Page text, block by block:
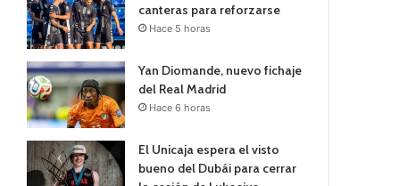
canteras para reforzarse
Hace 5 horas
Yan Diomande, nuevo fichaje
del Real Madrid
Hace 6 horas
El Unicaja espera el visto
bueno del Dubái para cerrar